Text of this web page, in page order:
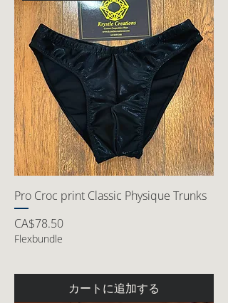
Pro Croc print Classic Physique Trunks
価格
CA$78.50
Flexbundle
カートに追加する